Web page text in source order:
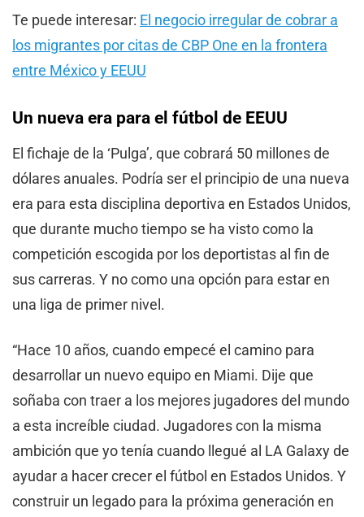
Te puede interesar: El negocio irregular de cobrar a
los migrantes por citas de CBP One en la frontera
entre México y EEUU
Un nueva era para el fútbol de EEUU
El fichaje de la ‘Pulga’, que cobrará 50 millones de
dólares anuales. Podría ser el principio de una nueva
era para esta disciplina deportiva en Estados Unidos,
que durante mucho tiempo se ha visto como la
competición escogida por los deportistas al fin de
sus carreras. Y no como una opción para estar en
una liga de primer nivel.
“Hace 10 años, cuando empecé el camino para
desarrollar un nuevo equipo en Miami. Dije que
soñaba con traer a los mejores jugadores del mundo
a esta increíble ciudad. Jugadores con la misma
ambición que yo tenía cuando llegué al LA Galaxy de
ayudar a hacer crecer el fútbol en Estados Unidos. Y
construir un legado para la próxima generación en